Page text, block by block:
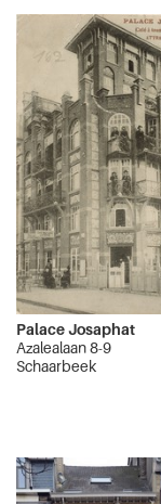
Palace Josaphat
Azalealaan 8-9
Schaarbeek